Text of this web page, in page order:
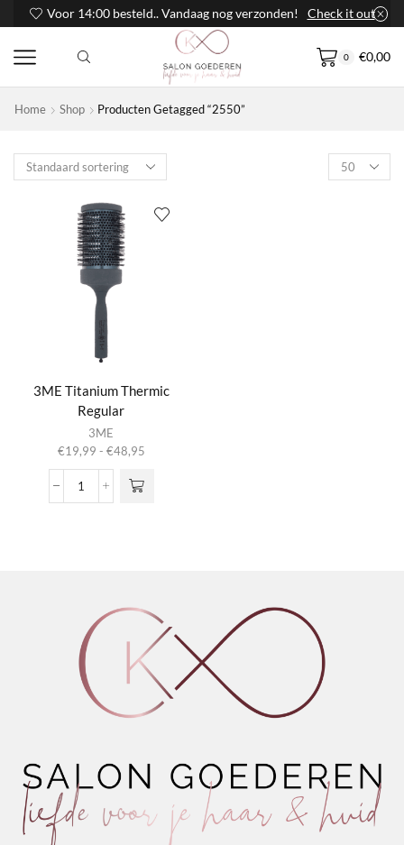
Voor 14:00 besteld.. Vandaag nog verzonden! Check it out
0 €0,00
Home Shop Producten Getagged “2550”
Products
per
3ME Titanium Thermic
Regular
3ME
€19,99 - €48,95Prijsklasse:
tot
3ME
heeft
meerdere
Deze optie